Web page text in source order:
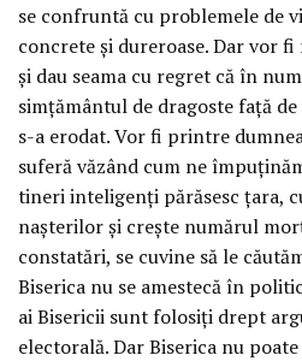
se confruntă cu problemele de
concrete şi dureroase. Dar vor
şi dau seama cu regret că în
simţământul de dragoste faţă
s-a erodat. Vor fi printre
suferă văzând cum ne
tineri inteligenţi părăsesc ţara,
naşterilor şi creşte numărul
constatări, se cuvine să le
Biserica nu se amestecă în
ai Bisericii sunt folosiţi drept
electorală. Dar Biserica nu